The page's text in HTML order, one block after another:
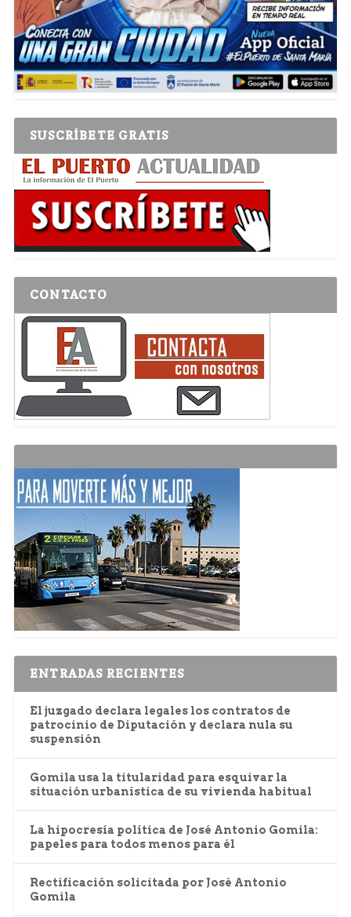
SUSCRÍBETE GRATIS
CONTACTO
ENTRADAS RECIENTES
El juzgado declara legales los contratos de
patrocinio de Diputación y declara nula su
suspensión
Gomila usa la titularidad para esquivar la
situación urbanística de su vivienda habitual
La hipocresía política de José Antonio Gomila:
papeles para todos menos para él
Rectificación solicitada por José Antonio
Gomila